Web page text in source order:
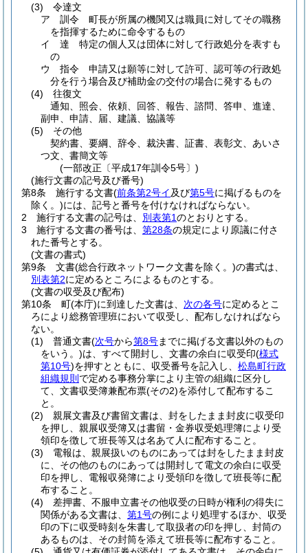
(3)
令達文
ア
訓令 町長が所属の機関又は職員に対してその職務
を指揮するために命令するもの
イ
達 特定の個人又は団体に対して行政処分を表すも
の
ウ
指令 申請又は願等に対して許可、認可等の行政処
分を行う場合及び補助金の交付の場合に発するもの
(4)
往復文
通知、照会、依頼、回答、報告、諮問、答申、進達、
副申、申請、届、建議、協議等
(5)
その他
契約書、要綱、辞令、裁決書、証書、表彰文、あいさ
つ文、書簡文等
(一部改正〔平成17年訓令5号〕)
(施行文書の記号及び番号)
第8条
施行する文書(前条第2号イ及び第5号に掲げるものを
除く。)には、記号と番号を付けなければならない。
2
施行する文書の記号は、 別表第1のとおりとする。
3
施行する文書の番号は、 第28条の規定により原議に付さ
れた番号とする。
(文書の書式)
第9条
文書(総合行政ネットワーク文書を除く。)の書式は、
別表第2に定めるところによるものとする。
(文書の収受及び配布)
第10条
町(本庁)に到達した文書は、 次の各号に定めるとこ
ろにより総務管理班において収受し、配布しなければなら
ない。
(1)
普通文書(次号から第8号までに掲げる文書以外のもの
をいう。)は、すべて開封し、文書の余白に収受印(様式
第10号)を押すとともに、収受番号を記入し、 松島町行政
組織規則 で定める事務分掌により主管の組織に区分し
て、文書収受簿兼配布票(その2)を添付して配布するこ
と。
(2)
親展文書及び書留文書は、封をしたまま封皮に収受印
を押し、親展収受簿又は書留・金券収受処理簿により受
領印を徴して班長等又は名あて人に配布すること。
(3)
電報は、親展扱いのものにあっては封をしたまま封皮
に、その他のものにあっては開封して電文の余白に収受
印を押し、電報収発簿により受領印を徴して班長等に配
布すること。
(4)
差押書、不服申立書その他収受の日時が権利の得失に
関係がある文書は、 第1号の例により処理するほか、収受
印の下に収受時刻を朱書して取扱者の印を押し、封筒の
あるものは、その封筒を添えて班長等に配布すること。